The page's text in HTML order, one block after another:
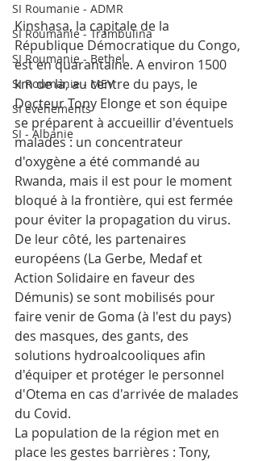
SI Roumanie - ADMR
SI Roumanie - Trambulina
SI Roumanie - Bethel
SI Roumanie - MEV
SI évènements
SI - Albanie
Kinshasa, la capitale de la
République Démocratique du Congo,
est en quarantaine. A environ 1500
km de là, au centre du pays, le
Docteur Tony Elonge et son équipe
se préparent à accueillir d'éventuels
malades : un concentrateur
d'oxygène a été commandé au
Rwanda, mais il est pour le moment
bloqué à la frontière, qui est fermée
pour éviter la propagation du virus.
De leur côté, les partenaires
européens (La Gerbe, Medaf et
Action Solidaire en faveur des
Démunis) se sont mobilisés pour
faire venir de Goma (à l'est du pays)
des masques, des gants, des
solutions hydroalcooliques afin
d'équiper et protéger le personnel
d'Otema en cas d'arrivée de malades
du Covid.
La population de la région met en
place les gestes barrières : Tony,